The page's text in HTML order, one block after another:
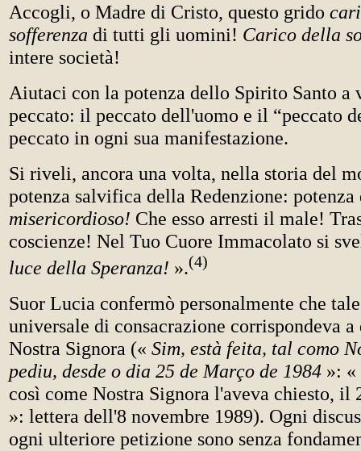
Accogli, o Madre di Cristo, questo grido
sofferenza di tutti gli uomini! Carico della
intere società!
Aiutaci con la potenza dello Spirito Santo a
peccato: il peccato dell'uomo e il “peccato
peccato in ogni sua manifestazione.
Si riveli, ancora una volta, nella storia del
potenza salvifica della Redenzione: potenza
misericordioso! Che esso arresti il male!
coscienze! Nel Tuo Cuore Immacolato si
luce della Speranza! ».(4)
Suor Lucia confermò personalmente che
universale di consacrazione corrispondeva
Nostra Signora (« Sim, està feita, tal como
pediu, desde o dia 25 de Março de 1984 »: «
così come Nostra Signora l'aveva chiesto, il
»: lettera dell'8 novembre 1989). Ogni
ogni ulteriore petizione sono senza